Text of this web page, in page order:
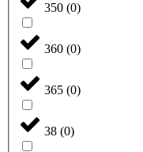
350 (0)
360 (0)
365 (0)
38 (0)